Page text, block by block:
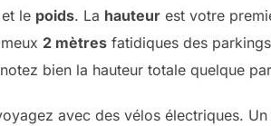
et le poids. La hauteur est votre
2 mètres fatidiques des
bien la hauteur totale quelque
avec des vélos électriques. Un